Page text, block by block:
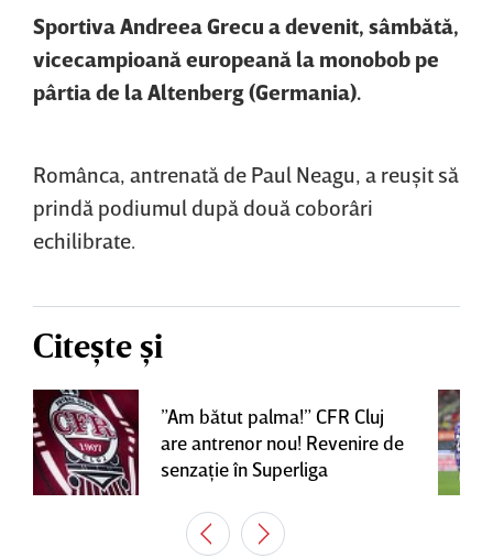
Sportiva Andreea Grecu a devenit, sâmbătă,
vicecampioană europeană la monobob pe
pârtia de la Altenberg (Germania).
Românca, antrenată de Paul Neagu, a reuşit să
prindă podiumul după două coborâri
echilibrate.
Citește și
”Am bătut palma!” CFR Cluj
are antrenor nou! Revenire de
senzaţie în Superliga